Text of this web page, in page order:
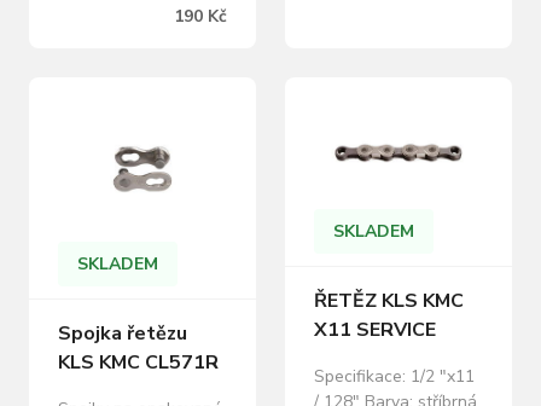
190 Kč
SKLADEM
Spojka řetězu
KLS KMC CL571R
SKLADEM
ŘETĚZ KLS KMC
X11 SERVICE
Specifikace: 1/2 "x11